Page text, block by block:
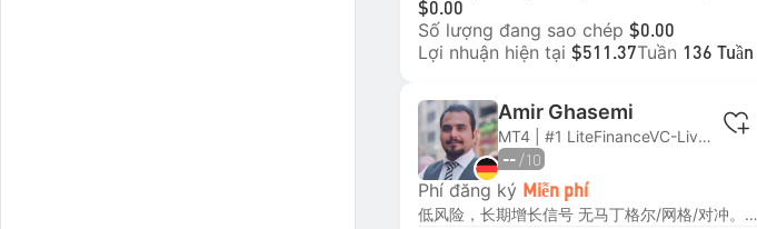
$0.00
Số lượng đang sao chép $0.00
Lợi nhuận hiện tại $511.37Tuần 136 Tuần
Amir Ghasemi
MT4 | #1 LiteFinanceVC-Live-02
-- /10
Phí đăng ký Miễn phí
低风险，长期增长信号 无马丁格尔/网格/对冲。所有交易都通过硬止损来保障。 每月利润预期：1-5%， 最大回撤20% 交易货币对：NZDCHF, NZDUSD 跟随最低金额：200美元